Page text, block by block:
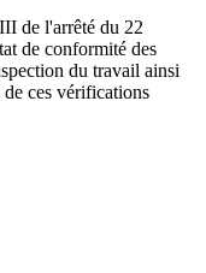
de l'arrêté du 22
de conformité des
du travail ainsi
de ces vérifications